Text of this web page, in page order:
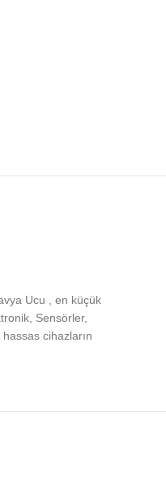
Ucu , en küçük
Sensörler,
cihazların